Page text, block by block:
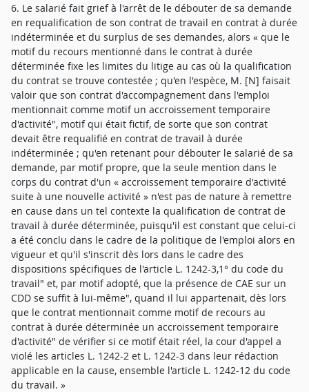
6. Le salarié fait grief à l'arrêt de le débouter de sa demande
en requalification de son contrat de travail en contrat à durée
indéterminée et du surplus de ses demandes, alors « que le
motif du recours mentionné dans le contrat à durée
déterminée fixe les limites du litige au cas où la qualification
du contrat se trouve contestée ; qu'en l'espèce, M. [N] faisait
valoir que son contrat d'accompagnement dans l'emploi
mentionnait comme motif un accroissement temporaire
d'activité", motif qui était fictif, de sorte que son contrat
devait être requalifié en contrat de travail à durée
indéterminée ; qu'en retenant pour débouter le salarié de sa
demande, par motif propre, que la seule mention dans le
corps du contrat d'un « accroissement temporaire d'activité
suite à une nouvelle activité » n'est pas de nature à remettre
en cause dans un tel contexte la qualification de contrat de
travail à durée déterminée, puisqu'il est constant que celui-ci
a été conclu dans le cadre de la politique de l'emploi alors en
vigueur et qu'il s'inscrit dès lors dans le cadre des
dispositions spécifiques de l'article L. 1242-3,1° du code du
travail" et, par motif adopté, que la présence de CAE sur un
CDD se suffit à lui-même", quand il lui appartenait, dès lors
que le contrat mentionnait comme motif de recours au
contrat à durée déterminée un accroissement temporaire
d'activité" de vérifier si ce motif était réel, la cour d'appel a
violé les articles L. 1242-2 et L. 1242-3 dans leur rédaction
applicable en la cause, ensemble l'article L. 1242-12 du code
du travail. »